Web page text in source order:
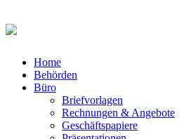
Home
Behörden
Büro
Briefvorlagen
Rechnungen & Angebote
Geschäftspapiere